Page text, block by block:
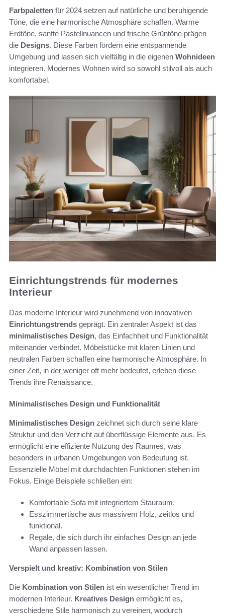
Farbpaletten für 2024 setzen auf natürliche und beruhigende
Töne, die eine harmonische Atmosphäre schaffen. Warme
Erdtöne, sanfte Pastellnuancen und frische Grüntöne prägen
die Designs. Diese Farben fördern eine entspannende
Umgebung und lassen sich vielfältig in die eigenen Wohnideen
integrieren. Modernes Wohnen wird so sowohl stilvoll als auch
komfortabel.
Einrichtungstrends für modernes
Interieur
Das moderne Interieur wird zunehmend von innovativen
Einrichtungstrends geprägt. Ein zentraler Aspekt ist das
minimalistisches Design, das Einfachheit und Funktionalität
miteinander verbindet. Möbelstücke mit klaren Linien und
neutralen Farben schaffen eine harmonische Atmosphäre. In
einer Zeit, in der weniger oft mehr bedeutet, erleben diese
Trends ihre Renaissance.
Minimalistisches Design und Funktionalität
Minimalistisches Design zeichnet sich durch seine klare
Struktur und den Verzicht auf überflüssige Elemente aus. Es
ermöglicht eine effiziente Nutzung des Raumes, was
besonders in urbanen Umgebungen von Bedeutung ist.
Essenzielle Möbel mit durchdachten Funktionen stehen im
Fokus. Einige Beispiele schließen ein:
Komfortable Sofa mit integriertem Stauraum.
Esszimmertische aus massivem Holz, zeitlos und
funktional.
Regale, die sich durch ihr einfaches Design an jede
Wand anpassen lassen.
Verspielt und kreativ: Kombination von Stilen
Die Kombination von Stilen ist ein wesentlicher Trend im
modernen Interieur. Kreatives Design ermöglicht es,
verschiedene Stile harmonisch zu vereinen, wodurch